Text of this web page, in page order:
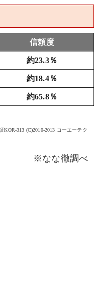
信頼度
約23.3％
約18.4％
約65.8％
313 (C)2010-2013 コーエーテク
※なな徹調べ